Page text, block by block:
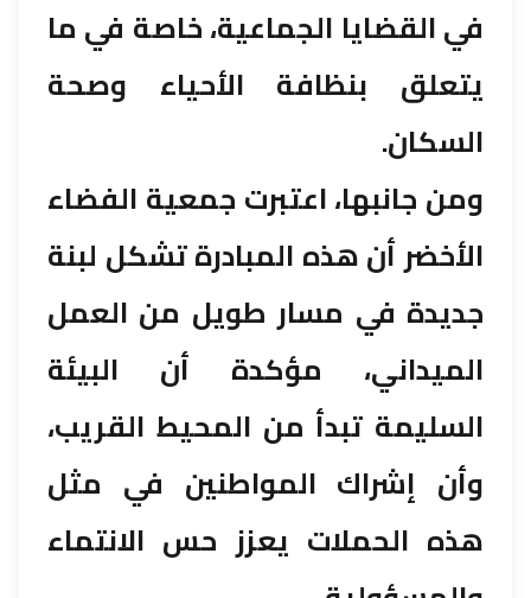
في القضايا الجماعية، خاصة في ما
يتعلق بنظافة الأحياء وصحة
السكان.
ومن جانبها، اعتبرت جمعية الفضاء
الأخضر أن هذه المبادرة تشكل لبنة
جديدة في مسار طويل من العمل
الميداني، مؤكدة أن البيئة
السليمة تبدأ من المحيط القريب،
وأن إشراك المواطنين في مثل
هذه الحملات يعزز حس الانتماء